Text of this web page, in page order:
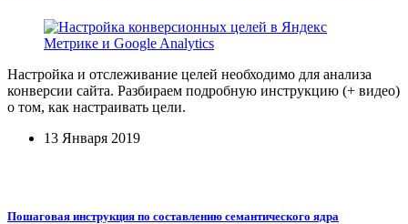
Настройка и отслеживание целей необходимо для анализа
конверсии сайта. Разбираем подробную инструкцию (+ видео)
о том, как настраивать цели.
13 Января 2019
Пошаговая инструкция по составлению семантического ядра